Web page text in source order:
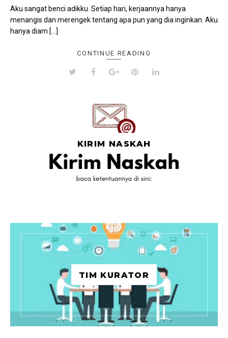
Aku sangat benci adikku. Setiap hari, kerjaannya hanya
menangis dan merengek tentang apa pun yang dia inginkan. Aku
hanya diam […]
CONTINUE READING
KIRIM NASKAH
TIM KURATOR